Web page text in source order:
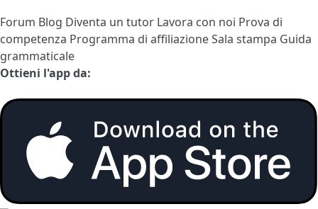
Forum Blog Diventa un tutor Lavora con noi Prova di
competenza Programma di affiliazioneSala stampa Guida
grammaticale
Ottieni l'app da: